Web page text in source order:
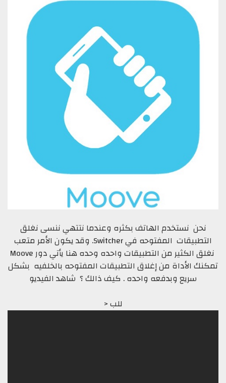
نحن نستخدم الهاتف بكثره وعندما نتتهي ننسى نغلق
التطبيقات المفتوحه في Switcher. وقد يكون الأمر متعب
نغلق الكثير من التطبيقات واحده وحده هنا يأتي دور Moove
تمكنك الأداة من إغلاق التطبيقات المفتوحه بالخلفيه بشكل
سريع وبدفعه واحده . كيف ذالك ؟ شاهد الفيديو
للب <